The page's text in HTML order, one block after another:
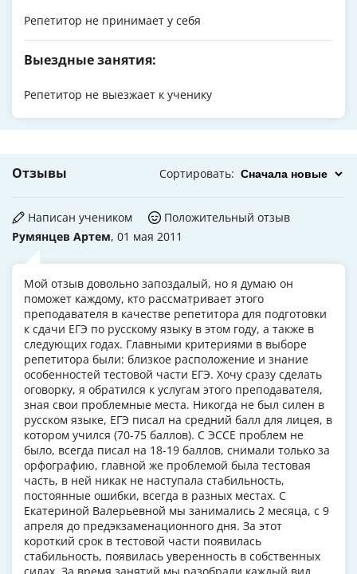
Репетитор не принимает у себя
Выездные занятия:
Репетитор не выезжает к ученику
Отзывы Сортировать:
Румянцев Артем, 01 мая 2011
Написан учеником Положительный отзыв
Мой отзыв довольно запоздалый, но я думаю он
поможет каждому, кто рассматривает этого
преподавателя в качестве репетитора для подготовки
к сдачи ЕГЭ по русскому языку в этом году, а также в
следующих годах. Главными критериями в выборе
репетитора были: близкое расположение и знание
особенностей тестовой части ЕГЭ. Хочу сразу сделать
оговорку, я обратился к услугам этого преподавателя,
зная свои проблемные места. Никогда не был силен в
русском языке, ЕГЭ писал на средний балл для лицея, в
котором учился (70-75 баллов). С ЭССЕ проблем не
было, всегда писал на 18-19 баллов, снимали только за
орфографию, главной же проблемой была тестовая
часть, в ней никак не наступала стабильность,
постоянные ошибки, всегда в разных местах. С
Екатериной Валерьевной мы занимались 2 месяца, с 9
апреля до предэкзаменационного дня. За этот
короткий срок в тестовой части появилась
стабильность, появилась уверенность в собственных